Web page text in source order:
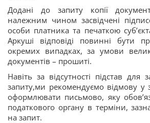
Додані до запиту копії
належним чином засвідчені
особи платника та печаткою
Аркуші відповіді повинні бути
окремих випадках, за умови
документів – прошиті.
Навіть за відсутності підстав для
запиту,ми рекомендуємо відмову у
оформлювати письмово, яку
податкового органу в терміни,
на запит.